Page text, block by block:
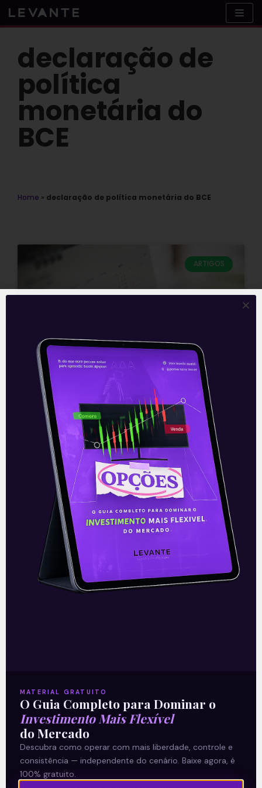
Skip
to
declaração de
política
monetária do
BCE
Home » declaração de política monetária do BCE
ARTIGOS
Declaração de Política
Monetária do BCE, PIB da China
e Pedidos Iniciais por Seguro-
Desemprego nos EUA são
destaques na semana
A semana entre os dias 17 e 21 de janeiro
reserva alguns dados importantes nos
Estados Unidos, na Zona do Euro e China.
No Brasil,
Leia mais
A Levante
Sobre nós
Termos e Condições
Política de Privacidade
MATERIAL GRATUITO
O Guia Completo para Dominar o
Investimento Mais Flexível
do Mercado
Descubra como operar com mais liberdade, controle e
consistência — independente do cenário. Baixe agora, é
100% gratuito.